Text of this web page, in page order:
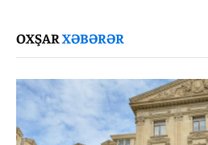
OXŞARXƏBƏRƏR